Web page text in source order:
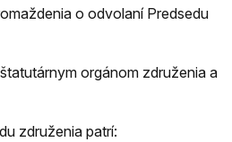
o odvolaní Predsedu
orgánom združenia a
združenia patrí: